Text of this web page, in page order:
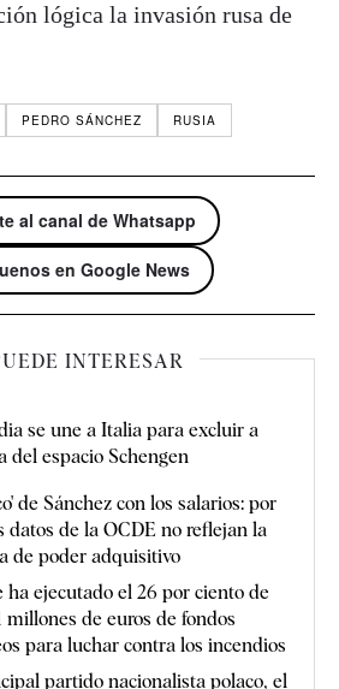
lógica la invasión rusa de
PEDRO SÁNCHEZ RUSIA
al canal de Whatsapp
en Google News
INTERESAR
se une a Italia para excluir a
del espacio Schengen
de Sánchez con los salarios: por
datos de la OCDE no reflejan la
de poder adquisitivo
ha ejecutado el 26 por ciento de
millones de euros de fondos
para luchar contra los incendios
partido nacionalista polaco, el